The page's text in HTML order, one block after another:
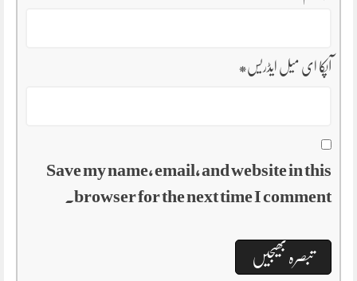
آپکا ای میل ایڈریس*
Save my name, email, and website in this
browser for the next time I comment.